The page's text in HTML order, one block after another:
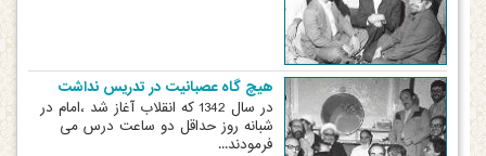
هیچ گاه عصبانیت در تدریس نداشت
در سال 1342 که انقلاب آغاز شد ،امام در
شبانه روز حداقل دو ساعت درس می
فرمودند...